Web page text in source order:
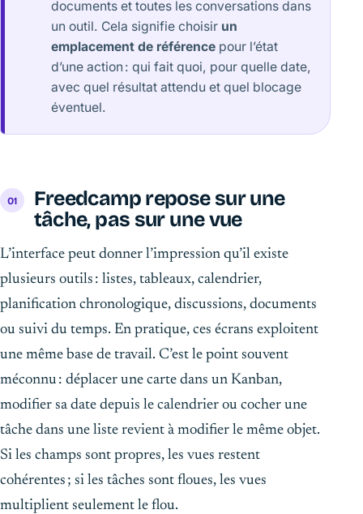
documents et toutes les conversations dans
un outil. Cela signifie choisir un
emplacement de référence pour l’état
d’une action : qui fait quoi, pour quelle date,
avec quel résultat attendu et quel blocage
éventuel.
Freedcamp repose sur une
tâche, pas sur une vue
L’interface peut donner l’impression qu’il existe
plusieurs outils : listes, tableaux, calendrier,
planification chronologique, discussions, documents
ou suivi du temps. En pratique, ces écrans exploitent
une même base de travail. C’est le point souvent
méconnu : déplacer une carte dans un Kanban,
modifier sa date depuis le calendrier ou cocher une
tâche dans une liste revient à modifier le même objet.
Si les champs sont propres, les vues restent
cohérentes ; si les tâches sont floues, les vues
multiplient seulement le flou.